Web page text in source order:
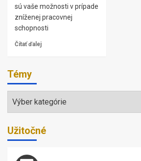
sú vaše možnosti v prípade
zníženej pracovnej
schopnosti
Čítať ďalej
Témy
Témy
Užitočné